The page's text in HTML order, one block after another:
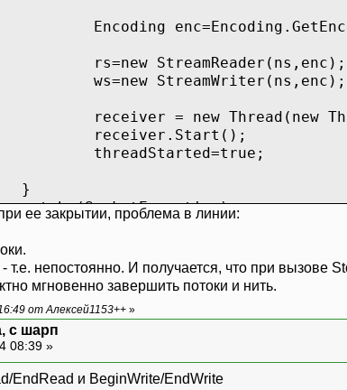
Encoding
rs=new StreamReader(ns,enc);
ws=new StreamWriter(ns,enc);
receiver = new Thread(new
receiver.Start();
threadStarted=true;
}
catch (SocketException)
}
void ListenForMessages()
while (threadStarted)
{
try
ее закрытии, проблема в линии:
непостоянно. И получается, что при вызове
мгновенно завершить потоки и нить.
от Алексей1153++ »
с шарп
08:39 »
EndRead и BeginWrite/EndWrite